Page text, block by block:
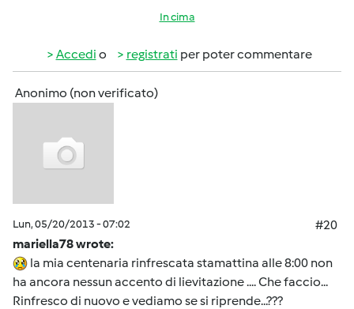
In cima
Accedi o registrati per poter commentare
Anonimo (non verificato)
Lun, 05/20/2013 - 07:02
#20
mariella78 wrote:
la mia centenaria rinfrescata stamattina alle 8:00 non
ha ancora nessun accento di lievitazione .... Che faccio...
Rinfresco di nuovo e vediamo se si riprende...???